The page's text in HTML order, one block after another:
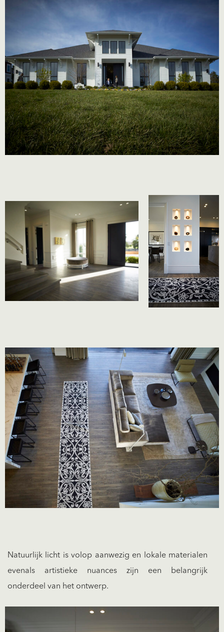
Natuurlijk licht is volop aanwezig en lokale materialen
evenals artistieke nuances zijn een belangrijk
onderdeel van het ontwerp.